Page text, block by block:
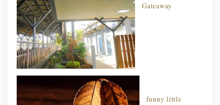
Gateaway
funny little